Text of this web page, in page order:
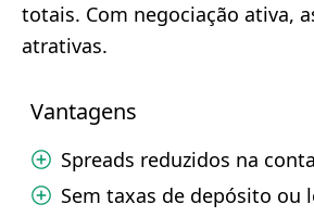
totais. Com negociação ativa,
atrativas.
Vantagens
Spreads reduzidos na
Sem taxas de depósito ou